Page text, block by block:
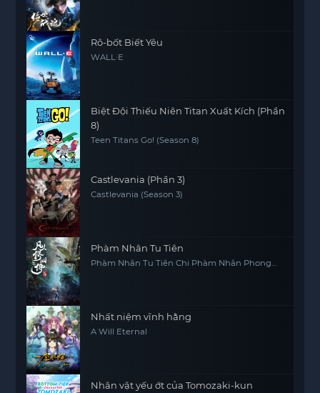
Rô-bốt Biết Yêu
WALL·E
Biệt Đội Thiếu Niên Titan Xuất Kích (Phần
8)
Teen Titans Go! (Season 8)
Castlevania (Phần 3)
Castlevania (Season 3)
Phàm Nhân Tu Tiên
Phàm Nhân Tu Tiên Chi Phàm Nhân Phong
Nhất niệm vĩnh hằng
A Will Eternal
Nhân vật yếu ớt của Tomozaki-kun